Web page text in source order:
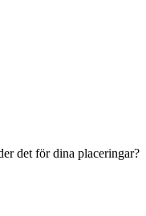
det för dina placeringar?